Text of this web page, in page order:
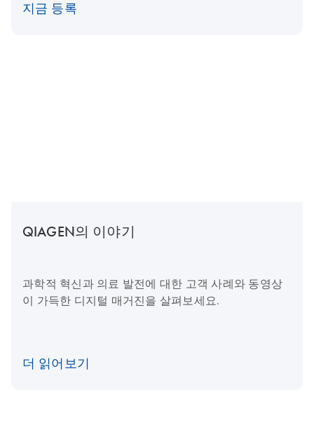
지금 등록
QIAGEN의 이야기
과학적 혁신과 의료 발전에 대한 고객 사례와 동영상
이 가득한 디지털 매거진을 살펴보세요.
더 읽어보기